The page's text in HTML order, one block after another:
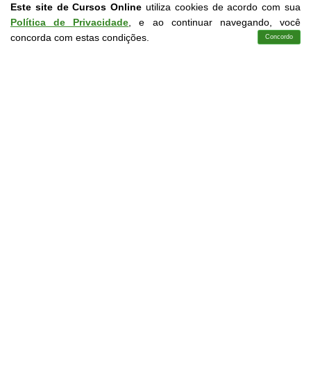
Curso Livre
4,0 · Estrelas
Curso
Gratuito
Este site de Cursos Online utiliza cookies de acordo com sua
Política de Privacidade , e ao continuar navegando, você
concorda com estas condições.
Concordo
Contato Cursos Login